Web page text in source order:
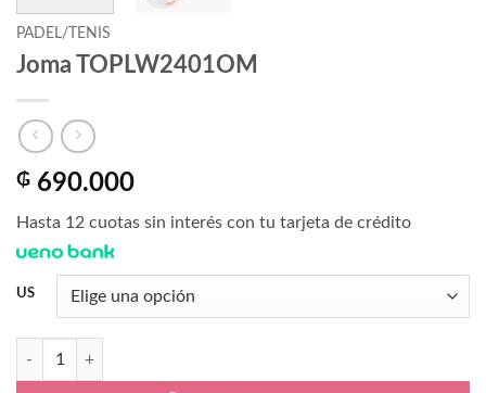
PADEL/TENIS
Joma TOPLW2401OM
₲ 690.000
Hasta 12 cuotas sin interés con tu tarjeta de crédito
US
Joma TOPLW2401OM cantidad